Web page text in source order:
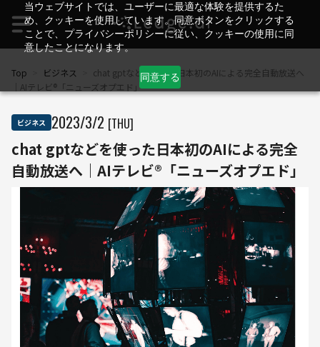
当ウェブサイトでは、ユーザーに最適な体験を提供するた
め、クッキーを使用しています。同意ボタンをクリックする
ことで、プライバシーポリシーに従い、クッキーの使用に同
意したことになります。
同意する
Top ビジネス
chat gptなどを使った日本初のAIによる完全自動放送へ
｜AIテレビ®「ニューズオプエド」
ビジネス 2023/3/2 [THU]
chat gptなどを使った日本初のAIによる完全
自動放送へ｜AIテレビ®「ニューズオプエド」